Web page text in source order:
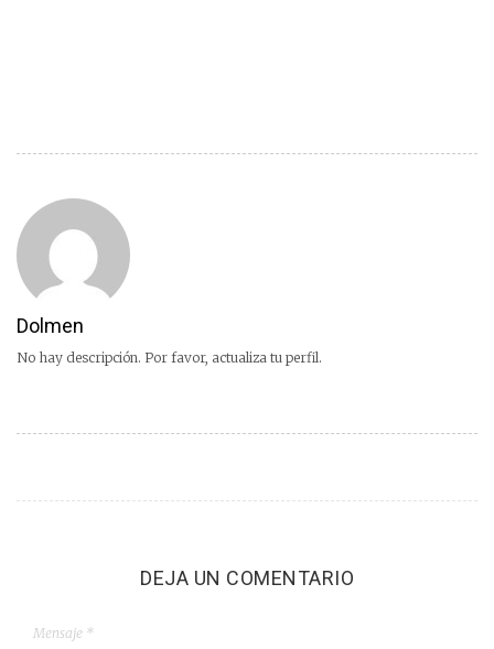
Dolmen
No hay descripción. Por favor, actualiza tu perfil.
DEJA UN COMENTARIO